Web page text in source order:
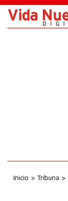
Inicio Tribuna